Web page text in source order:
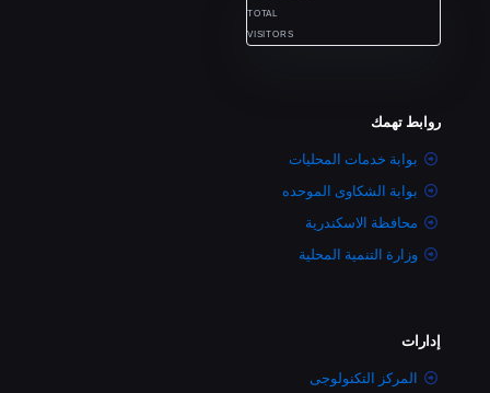
TOTAL
VISITORS
روابط تهمك
بوابة خدمات المحليات
بوابة الشكاوى الموحده
محافظة الاسكندرية
وزارة التنمية المحلية
إدارات
المركز التكنولوجى